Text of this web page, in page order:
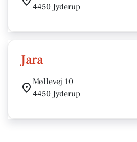
4450 Jyderup
Jara
Møllevej 10
4450 Jyderup